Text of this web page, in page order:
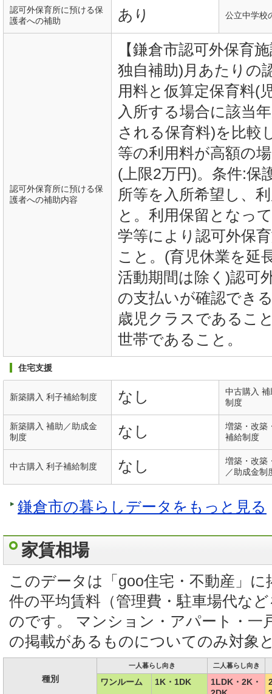
認可外保育所に預ける保
護者への補助
あり 公立中学校
認可外保育所に預ける保
護者への補助内容
【鎌倉市認可外保育
独自補助)月あたりの
用料と仮算定保育料(
入所する場合に該当
される保育料)を比較
等の利用料が高額の
(上限2万円)。条件:保
所等を入所希望し、
と。利用保留となっ
学等により認可外保
こと。(育児休業を延
活動期間は除く)認可
の支払いが確認でき
歳児クラスであるこ
世帯であること。
住宅支援
新築購入 利子補給制度 なし
中古購入
制度
新築購入 補助／助成金
制度
なし
増築・改築
補給制度
中古購入 利子補給制度 なし
増築・改築
／助成金制
鎌倉市の暮らしデータをもっと見る
家賃相場
このデータは「goo住宅・不動産」
件の平均賃料（管理費・駐車場代な
のです。 マンション・アパート・一
の掲載があるものについてのみ対象
種別
一人暮らし向き 二人暮らし向き
ワンルーム 1K・1DK
1LDK・2K・